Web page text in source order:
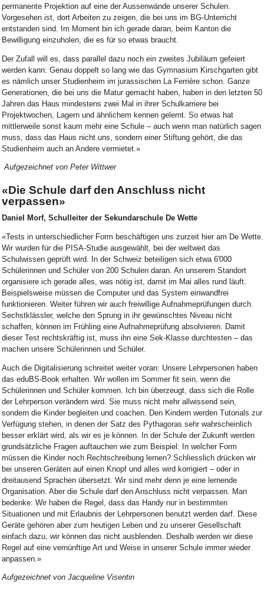
permanente Projektion auf eine der Aussenwände unserer Schulen.
Vorgesehen ist, dort Arbeiten zu zeigen, die bei uns im BG-Unterricht
entstanden sind. Im Moment bin ich gerade daran, beim Kanton die
Bewilligung einzuholen, die es für so etwas braucht.
Der Zufall will es, dass parallel dazu noch ein zweites Jubiläum gefeiert
werden kann: Genau doppelt so lang wie das Gymnasium Kirschgarten gibt
es nämlich unser Studienheim im jurassischen La Ferrière schon. Ganze
Generationen, die bei uns die Matur gemacht haben, haben in den letzten 50
Jahren das Haus mindestens zwei Mal in ihrer Schulkarriere bei
Projektwochen, Lagern und ähnlichem kennen gelernt. So etwas hat
mittlerweile sonst kaum mehr eine Schule – auch wenn man natürlich sagen
muss, dass das Haus nicht uns, sondern einer Stiftung gehört, die das
Studienheim auch an Andere vermietet.»
Aufgezeichnet von Peter Wittwer
«Die Schule darf den Anschluss nicht
verpassen»
Daniel Morf, Schulleiter der Sekundarschule De Wette
«Tests in unterschiedlicher Form beschäftigen uns zurzeit hier am De Wette.
Wir wurden für die PISA-Studie ausgewählt, bei der weltweit das
Schulwissen geprüft wird. In der Schweiz beteiligen sich etwa 6'000
Schülerinnen und Schüler von 200 Schulen daran. An unserem Standort
organisiere ich gerade alles, was nötig ist, damit im Mai alles rund läuft.
Beispielsweise müssen die Computer und das System einwandfrei
funktionieren. Weiter führen wir auch freiwillige Aufnahmeprüfungen durch.
Sechstklässler, welche den Sprung in ihr gewünschtes Niveau nicht
schaffen, können im Frühling eine Aufnahmeprüfung absolvieren. Damit
dieser Test rechtskräftig ist, muss ihn eine Sek-Klasse durchtesten – das
machen unsere Schülerinnen und Schüler.
Auch die Digitalisierung schreitet weiter voran: Unsere Lehrpersonen haben
das eduBS-Book erhalten. Wir wollen im Sommer fit sein, wenn die
Schülerinnen und Schüler kommen. Ich bin überzeugt, dass sich die Rolle
der Lehrperson verändern wird. Sie muss nicht mehr allwissend sein,
sondern die Kinder begleiten und coachen. Den Kindern werden Tutorials zur
Verfügung stehen, in denen der Satz des Pythagoras sehr wahrscheinlich
besser erklärt wird, als wir es je können. In der Schule der Zukunft werden
grundsätzliche Fragen auftauchen wie zum Beispiel: In welcher Form
müssen die Kinder noch Rechtschreibung lernen? Schliesslich drücken wir
bei unseren Geräten auf einen Knopf und alles wird korrigiert – oder in
dreitausend Sprachen übersetzt. Wir sind mehr denn je eine lernende
Organisation. Aber die Schule darf den Anschluss nicht verpassen. Man
bedenke: Wir haben die Regel, dass das Handy nur in bestimmten
Situationen und mit Erlaubnis der Lehrpersonen benutzt werden darf. Diese
Geräte gehören aber zum heutigen Leben und zu unserer Gesellschaft
einfach dazu, wir können das nicht ausblenden. Deshalb werden wir diese
Regel auf eine vernünftige Art und Weise in unserer Schule immer wieder
anpassen.»
Aufgezeichnet von Jacqueline Visentin